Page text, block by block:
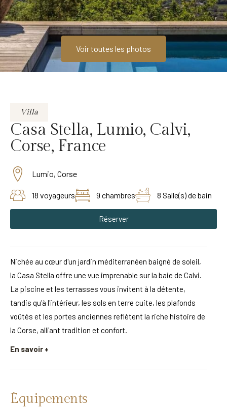
Voir toutes les photos
Villa
Casa Stella, Lumio, Calvi,
Corse, France
Lumio, Corse
18 voyageurs 9 chambres 8 Salle(s) de bain
Réserver
Nichée au cœur d'un jardin méditerranéen baigné de soleil,
la Casa Stella offre une vue imprenable sur la baie de Calvi.
La piscine et les terrasses vous invitent à la détente,
tandis qu'à l'intérieur, les sols en terre cuite, les plafonds
voûtés et les portes anciennes reflètent la riche histoire de
la Corse, alliant tradition et confort.
En savoir +
Équipements